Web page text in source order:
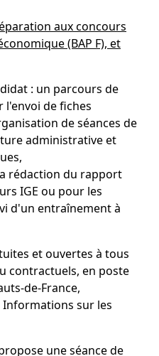
aux concours
(BAP F), et
: un parcours de
l'envoi de fiches
de séances de
administrative et
rédaction du rapport
IGE ou pour les
d'un entraînement à
et ouvertes à tous
contractuels, en poste
de-France,
Informations sur les
une séance de